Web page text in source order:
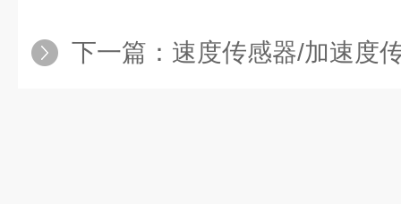
下一篇： 速度传感器/加速度